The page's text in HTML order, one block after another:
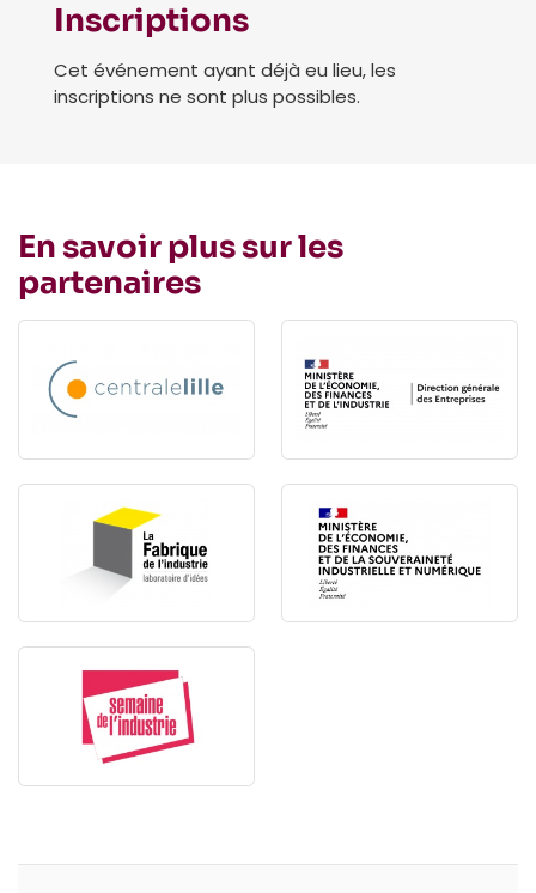
Inscriptions
Cet événement ayant déjà eu lieu, les
inscriptions ne sont plus possibles.
En savoir plus sur les
partenaires